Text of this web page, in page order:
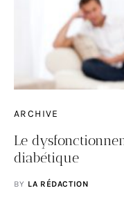
ARCHIVE
Le
diabétique
BY LA RÉDACTION